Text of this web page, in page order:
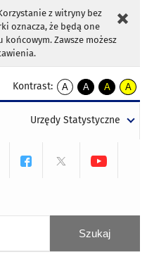
z witryny bez
oznacza, że będą one
Zawsze możesz
Kontrast:
A
kontrast
A
kontrast
tekst
czarnym
A
kontrast
tekst
czarnym
A
tekst
żółtym
Urzędy Statystyczne